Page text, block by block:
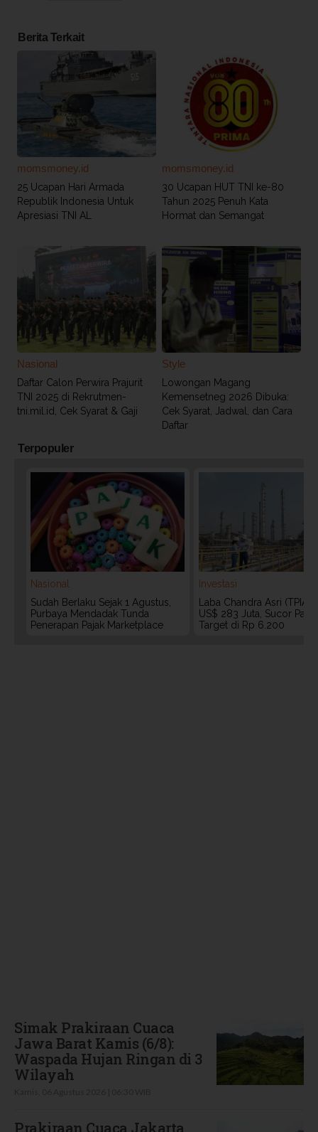
Berita Terkait
momsmoney.id
25 Ucapan Hari Armada
Republik Indonesia Untuk
Apresiasi TNI AL
momsmoney.id
30 Ucapan HUT TNI ke-80
Tahun 2025 Penuh Kata
Hormat dan Semangat
Nasional
Daftar Calon Perwira Prajurit
TNI 2025 di Rekrutmen-
tni.mil.id, Cek Syarat & Gaji
Style
Lowongan Magang
Kemensetneg 2026 Dibuka:
Cek Syarat, Jadwal, dan Cara
Daftar
Terpopuler
Nasional
Sudah Berlaku Sejak 1 Agustus,
Purbaya Mendadak Tunda
Penerapan Pajak Marketplace
Investasi
Laba Chandra Asri (TPIA)
US$ 283 Juta, Sucor
Target di Rp 6.200
Simak Prakiraan Cuaca
Jawa Barat Kamis (6/8):
Waspada Hujan Ringan di 3
Wilayah
Prakiraan Cuaca Jakarta